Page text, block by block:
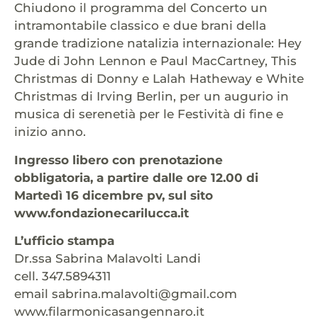
Chiudono il programma del Concerto un
intramontabile classico e due brani della
grande tradizione natalizia internazionale: Hey
Jude di John Lennon e Paul MacCartney, This
Christmas di Donny e Lalah Hatheway e White
Christmas di Irving Berlin, per un augurio in
musica di serenetià per le Festività di fine e
inizio anno.
Ingresso libero con prenotazione
obbligatoria, a partire dalle ore 12.00 di
Martedì 16 dicembre pv, sul sito
www.fondazionecarilucca.it
L’ufficio stampa
Dr.ssa Sabrina Malavolti Landi
cell. 347.5894311
email sabrina.malavolti@gmail.com
www.filarmonicasangennaro.it